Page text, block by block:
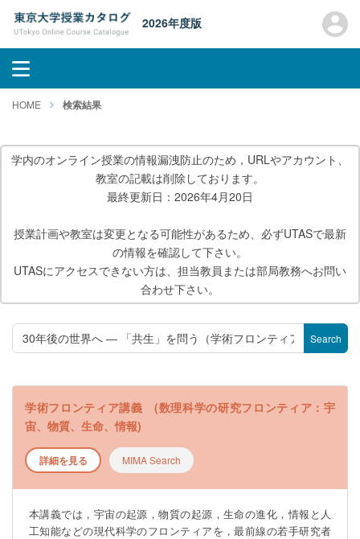
2026年度版
HOME 検索結果
学内のオンライン授業の情報漏洩防止のため，URLやアカウント、
教室の記載は削除しております。
最終更新日：2026年4月20日
授業計画や教室は変更となる可能性があるため、必ずUTASで最新
の情報を確認して下さい。
UTASにアクセスできない方は、担当教員または部局教務へお問い
合わせ下さい。
Search
学術フロンティア講義 (数理科学の研究フロンティア：宇
宙、物質、生命、情報)
詳細を見る MIMA Search
本講義では，宇宙の起源，物質の起源，生命の進化，情報と人
工知能などの現代科学のフロンティアを，最前線の若手研究者